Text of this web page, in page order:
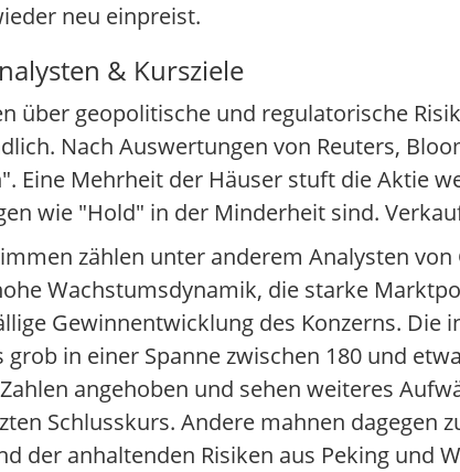
neu einpreist.
& Kursziele
über geopolitische und regulatorische
Nach Auswertungen von Reuters,
Eine Mehrheit der Häuser stuft die Aktie
wie "Hold" in der Minderheit sind.
zählen unter anderem Analysten
Wachstumsdynamik, die starke
Gewinnentwicklung des Konzerns. Die
grob in einer Spanne zwischen 180 und
angehoben und sehen weiteres
Schlusskurs. Andere mahnen dagegen
der anhaltenden Risiken aus Peking und